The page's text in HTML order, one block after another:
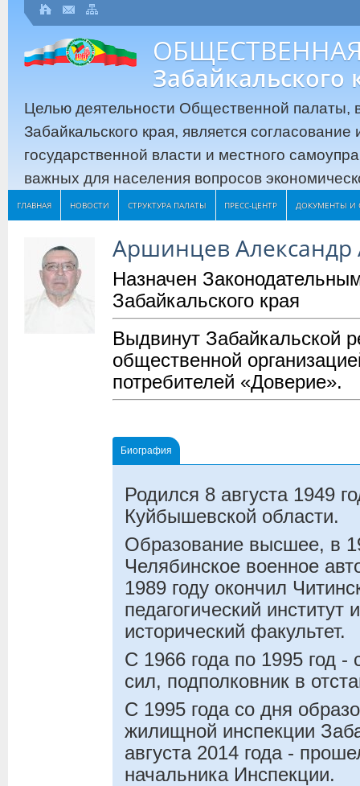
Забайкальского
Целью деятельности Общественной палаты,
Забайкальского края, является
государственной власти и местного
важных для населения вопросов
ГЛАВНАЯ НОВОСТИ СТРУКТУРА ПАЛАТЫ ПРЕСС-ЦЕНТР ДОКУМЕНТЫ И
Аршинцев Александр
Назначен
Забайкальского края
Выдвинут Забайкальской
общественной
потребителей «Доверие».
Биография
Родился 8 августа 1949
Куйбышевской области.
Образование высшее, в
Челябинское военное
1989 году окончил
педагогический
исторический факультет.
С 1966 года по 1995 год
сил, подполковник в
С 1995 года со дня
жилищной инспекции
августа 2014 года -
начальника Инспекции.